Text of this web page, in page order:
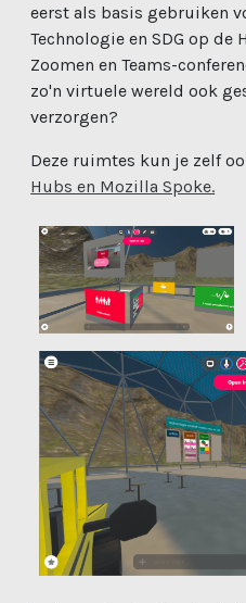
eerst als basis gebruiken
Technologie en SDG op de
Zoomen en Teams-
zo'n virtuele wereld ook
verzorgen?
Deze ruimtes kun je zelf
Hubs en Mozilla Spoke.